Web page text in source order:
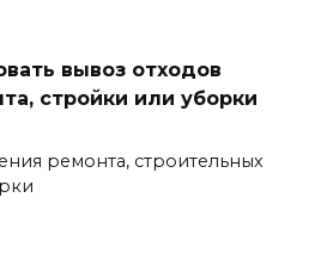
вывоз отходов
стройки или уборки
ремонта, строительных